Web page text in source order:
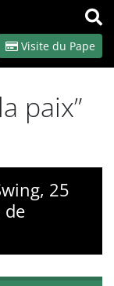
OK
Visite du Pape
paix”
25
de